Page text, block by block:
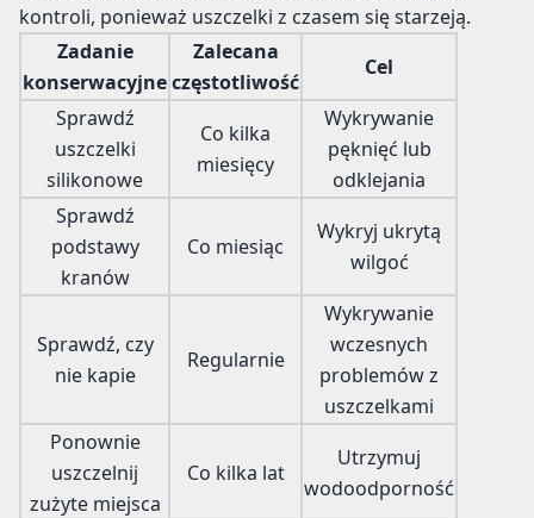
kontroli, ponieważ uszczelki z czasem się starzeją.
Zadanie
konserwacyjne
Zalecana
częstotliwość
Cel
Sprawdź
uszczelki
silikonowe
Co kilka
miesięcy
Wykrywanie
pęknięć lub
odklejania
Sprawdź
podstawy
kranów
Co miesiąc
Wykryj ukrytą
wilgoć
Sprawdź, czy
nie kapie
Regularnie
Wykrywanie
wczesnych
problemów z
uszczelkami
Ponownie
uszczelnij
zużyte miejsca
Co kilka lat
Utrzymuj
wodoodporność